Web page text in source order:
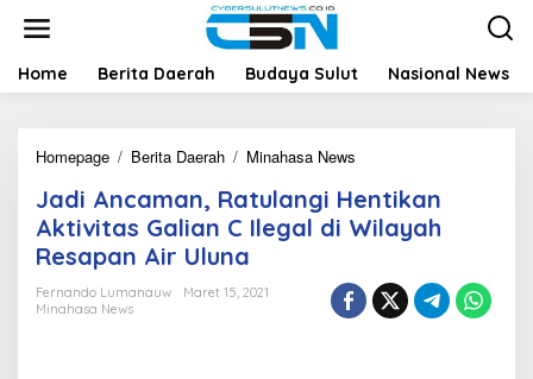
t
Home Berita Daerah Budaya Sulut Nasional News
Homepage / Berita Daerah / Minahasa News
d
i
A
c
a
Jadi Ancaman, Ratulangi Hentikan
Aktivitas Galian C Ilegal di Wilayah
Resapan Air Uluna
Fernando Lumanauw
Maret 15, 2021
Minahasa News